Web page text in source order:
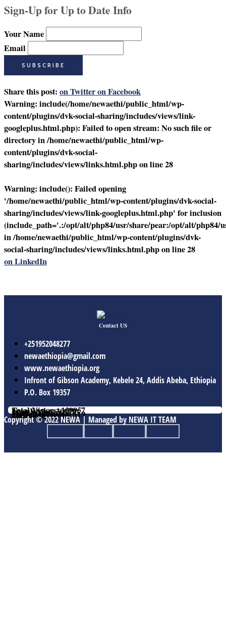
Sign-Up for Up to Date Info
Your Name
Email
Share this post: on Twitteron Facebook
Warning: include(/home/newaethi/public_html/wp-
content/plugins/dvk-social-sharing/includes/views/link-
googleplus.html.php): Failed to open stream: No such file or
directory in/home/newaethi/public_html/wp-
content/plugins/dvk-social-
sharing/includes/views/links.html.phpon line28
Warning: include(): Failed opening
'/home/newaethi/public_html/wp-content/plugins/dvk-social-
sharing/includes/views/link-googleplus.html.php' for inclusion
(include_path='.:/opt/alt/php84/usr/share/pear:/opt/alt/php84/
in/home/newaethi/public_html/wp-content/plugins/dvk-
social-sharing/includes/views/links.html.phpon line28
on LinkedIn
Contact US
+251952048277
newaethiopia@gmail.com
www.newaethiopia.org
Infront of Gibson Academy, Kebele 24, Addis Abeba, Ethiopia
P.O. Box 19357
Online Users: 1
Today Vistor: 90
Yesterday Vistor: 119
Week Vistor: 606
Month Vistor: 5613
Year Vistor: 30179
Total Vistors: 139957
Copyright © 2022 NEWA | Managed by NEWA IT TEAM